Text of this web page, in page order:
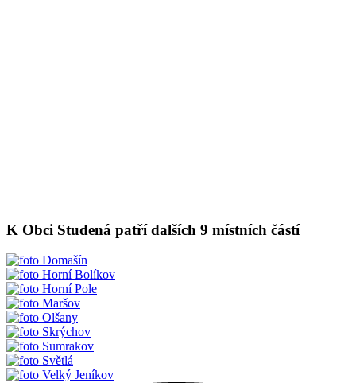
K Obci Studená patří dalších 9 místních částí
Domašín
Horní Bolíkov
Horní Pole
Maršov
Olšany
Skrýchov
Sumrakov
Světlá
Velký Jeníkov